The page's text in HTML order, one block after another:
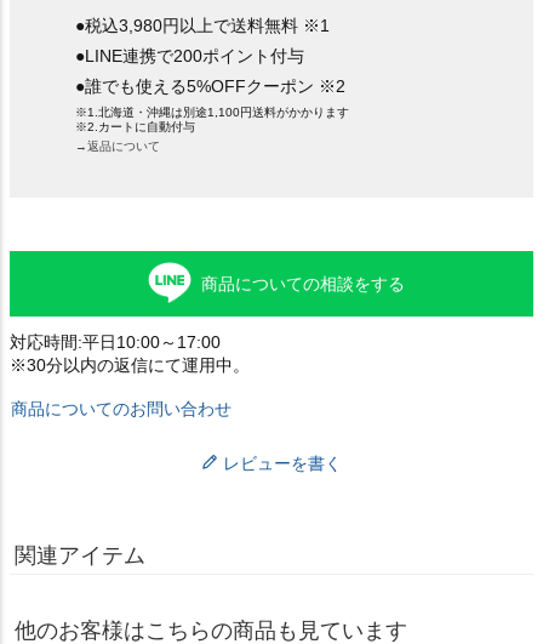
●税込3,980円以上で送料無料 ※1
●LINE連携で200ポイント付与
●誰でも使える5%OFFクーポン ※2
※1.北海道・沖縄は別途1,100円送料がかかります
※2.カートに自動付与
→返品について
商品についての相談をする
対応時間:平日10:00～17:00
※30分以内の返信にて運用中。
商品についてのお問い合わせ
レビューを書く
関連アイテム
他のお客様はこちらの商品も見ています